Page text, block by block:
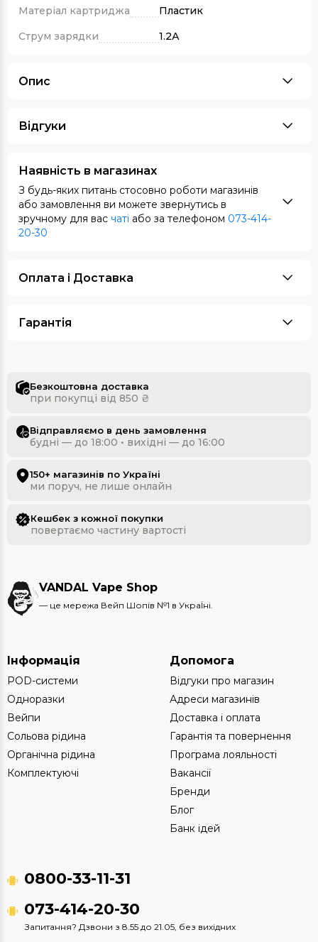
Матеріал картриджа
Пластик
Струм зарядки
1.2А
Опис
Відгуки
Наявність в магазинах
З будь-яких питань стосовно роботи магазинів
або замовлення ви можете звернутись в
зручному для вас чаті або за телефоном 073-414-
20-30
Оплата i Доставка
Гарантія
Безкоштовна доставка
при покупці від 850 ₴
Відправляємо в день замовлення
будні — до 18:00 • вихідні — до 16:00
150+ магазинів по Україні
ми поруч, не лише онлайн
Кешбек з кожної покупки
повертаємо частину вартості
VANDAL Vape Shop
— це мережа Вейп Шопів №1 в УкраЇні.
Інформація
POD-системи
Одноразки
Вейпи
Сольова рідина
Органічна рідина
Комплектуючі
Допомога
Відгуки про магазин
Адреси магазинів
Доставка і оплата
Гарантія та повернення
Програма лояльності
Вакансії
Бренди
Блог
Банк ідей
0800-33-11-31
073-414-20-30
Запитання? Дзвони з 8.55 до 21.05, без вихідних